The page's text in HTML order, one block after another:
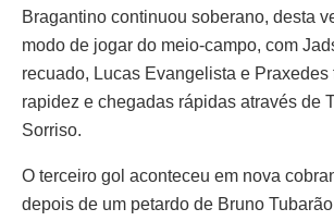
Bragantino continuou soberano, desta
modo de jogar do meio-campo, com
recuado, Lucas Evangelista e Praxedes
rapidez e chegadas rápidas através de
Sorriso.
O terceiro gol aconteceu em nova
depois de um petardo de Bruno